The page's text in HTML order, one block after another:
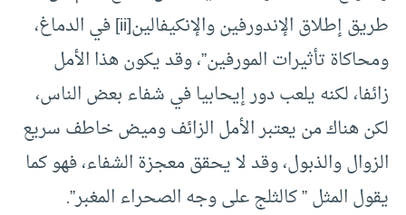
طريق إطلاق الإندورفين والإنكيفالين[ii] في الدماغ،
ومحاكاة تأثيرات المورفين”، وقد يكون هذا الأمل
زائفا، لكنه يلعب دور إيحابيا في شفاء بعض الناس،
لكن هناك من يعتبر الأمل الزائف وميض خاطف سريع
الزوال والذبول، وقد لا يحقق معجزة الشفاء، فهو كما
يقول المثل ” كالثلج على وجه الصحراء المغبر”.